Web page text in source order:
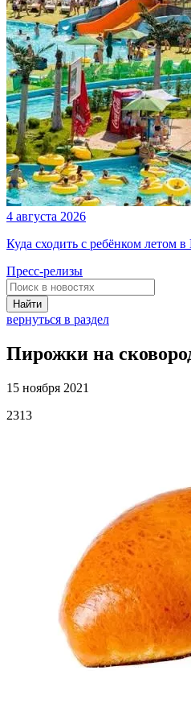
4 августа 2026
Куда сходить с ребёнком летом
Пресс-релизы
Найти
вернуться в раздел
Пирожки на
15 ноября 2021
2313